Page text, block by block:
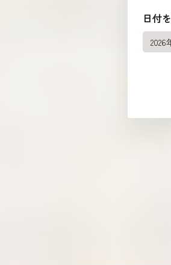
日付